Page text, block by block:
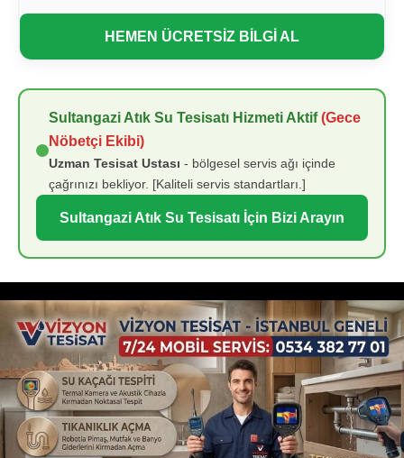
HEMEN ÜCRETSİZ BİLGİ AL
Sultangazi Atık Su Tesisatı Hizmeti Aktif(Gece
Nöbetçi Ekibi)
Uzman Tesisat Ustası - bölgesel servis ağı içinde
çağrınızı bekliyor. [Kaliteli servis standartları.]
Sultangazi Atık Su Tesisatı İçin Bizi Arayın